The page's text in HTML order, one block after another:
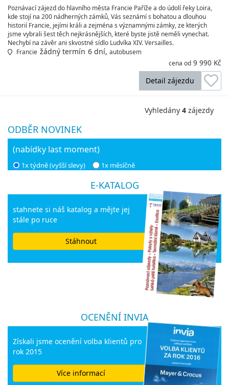
Poznávací zájezd do hlavního města Francie Paříže a do údolí řeky Loira,
kde stojí na 200 nádherných zámků, Vás seznámí s bohatou a dlouhou
historií Francie, jejími králi a zejména s významnými zámky, ze kterých
jsme vybrali šest těch nejkrásnějších, které byste jistě neměli vynechat.
Nechybí na závěr ani skvostné sídlo Ludvíka XIV. Versailles.
Francie žádný termín 6 dní, autobusem
cena od 9 990 Kč
Detail zájezdu
Vyhledány 4 zájezdy
ODBĚR NOVINEK
(nabídky last moment)
1x týdně (vyšší slevy) 1x měsíčně
E-KATALOG
stahnete si náš katalog a mějte jej
stále po ruce
Stáhnout
OCENĚNÍ INVIA
Získali jsme ocenění volba klientů pro
rok 2015
Více informací